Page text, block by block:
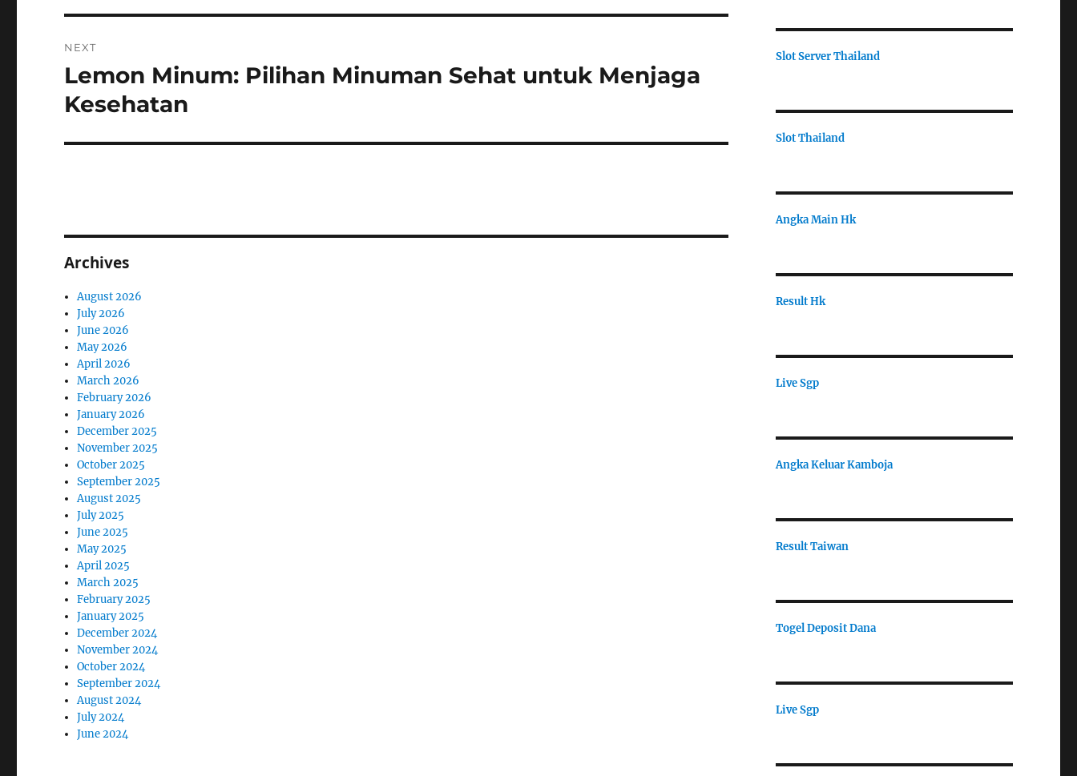
NEXT
Next
post:
Lemon Minum: Pilihan Minuman Sehat untuk Menjaga
Kesehatan
Archives
August 2026
July 2026
June 2026
May 2026
April 2026
March 2026
February 2026
January 2026
December 2025
November 2025
October 2025
September 2025
August 2025
July 2025
June 2025
May 2025
April 2025
March 2025
February 2025
January 2025
December 2024
November 2024
October 2024
September 2024
August 2024
July 2024
June 2024
Slot Server Thailand
Slot Thailand
Angka Main Hk
Result Hk
Live Sgp
Angka Keluar Kamboja
Result Taiwan
Togel Deposit Dana
Live Sgp